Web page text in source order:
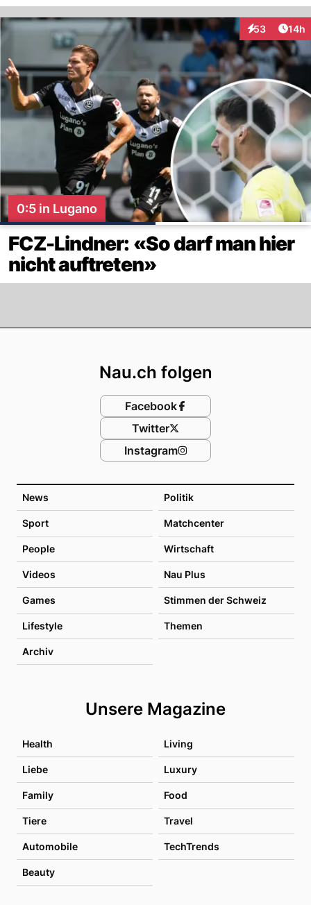
53
Interaktionen
14h
0:5 in Lugano
FCZ-Lindner: «So darf man hier
nicht auftreten»
News Politik
Sport Matchcenter
People Wirtschaft
Videos Nau Plus
Games Stimmen der Schweiz
Lifestyle Themen
Archiv
Unsere Magazine
Health Living
Liebe Luxury
Family Food
Tiere Travel
Automobile TechTrends
Beauty
Nau.ch folgen
Facebook
Twitter
Instagram